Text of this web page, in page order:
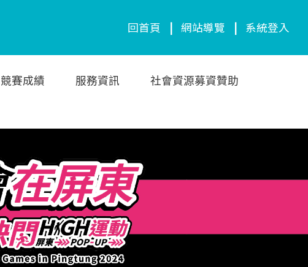
回首頁 | 網站導覽 | 系統登入
競賽成績 服務資訊 社會資源募資贊助